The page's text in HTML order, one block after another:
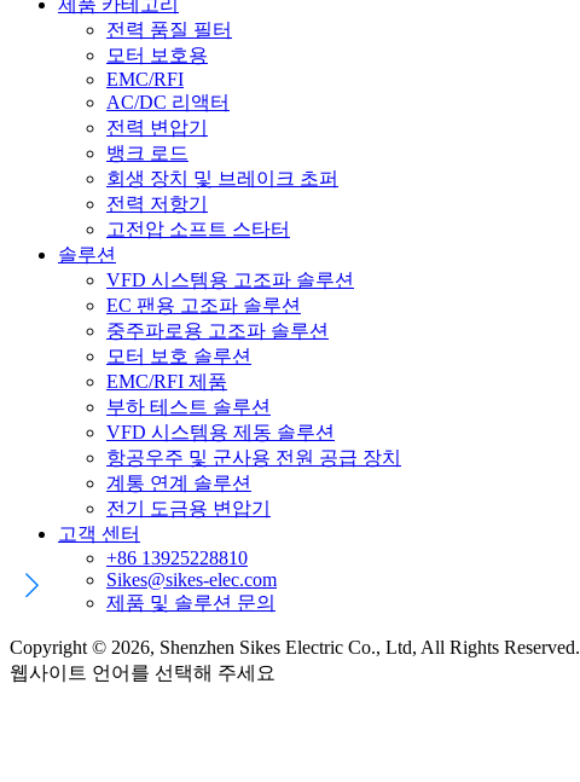
제품 카테고리
전력 품질 필터
모터 보호용
EMC/RFI
AC/DC 리액터
전력 변압기
뱅크 로드
회생 장치 및 브레이크 초퍼
전력 저항기
고전압 소프트 스타터
솔루션
VFD 시스템용 고조파 솔루션
EC 팬용 고조파 솔루션
중주파로용 고조파 솔루션
모터 보호 솔루션
EMC/RFI 제품
부하 테스트 솔루션
VFD 시스템용 제동 솔루션
항공우주 및 군사용 전원 공급 장치
계통 연계 솔루션
전기 도금용 변압기
고객 센터
+86 13925228810
Sikes@sikes-elec.com
제품 및 솔루션 문의
Copyright © 2026, Shenzhen Sikes Electric Co., Ltd, All Rights Reserved.
웹사이트 언어를 선택해 주세요